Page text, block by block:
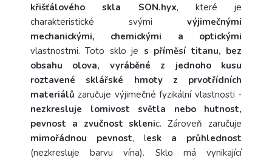
křišťálového skla SON.hyx, které je
charakteristické svými výjimečnými
mechanickými, chemickými a optickými
vlastnostmi. Toto sklo je s příměsí titanu, bez
obsahu olova, vyráběné z jednoho kusu
roztavené sklářské hmoty z prvotřídních
materiálů zaručuje výjimečné fyzikální vlastnosti -
nezkresluje lomivost světla nebo hutnost,
pevnost a zvučnost sklenic. Zároveň zaručuje
mimořádnou pevnost, lesk a průhlednost
(nezkresluje barvu vína). Sklo má vynikající